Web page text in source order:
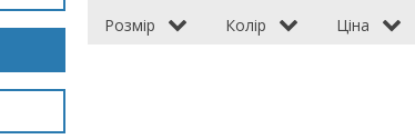
Розмір
Колір Ціна